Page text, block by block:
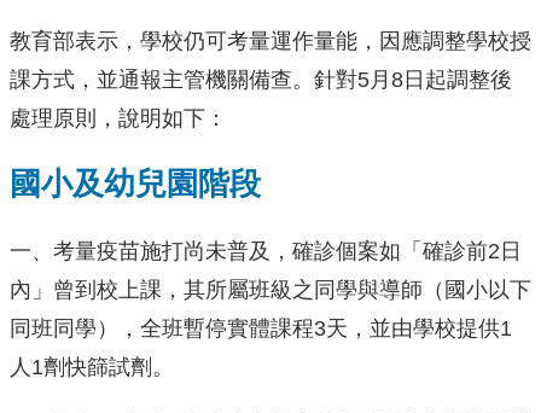
教育部表示，學校仍可考量運作量能，因應調整學校授
課方式，並通報主管機關備查。針對5月8日起調整後
處理原則，說明如下：
國小及幼兒園階段
一、考量疫苗施打尚未普及，確診個案如「確診前2日
內」曾到校上課，其所屬班級之同學與導師（國小以下
同班同學），全班暫停實體課程3天，並由學校提供1
人1劑快篩試劑。